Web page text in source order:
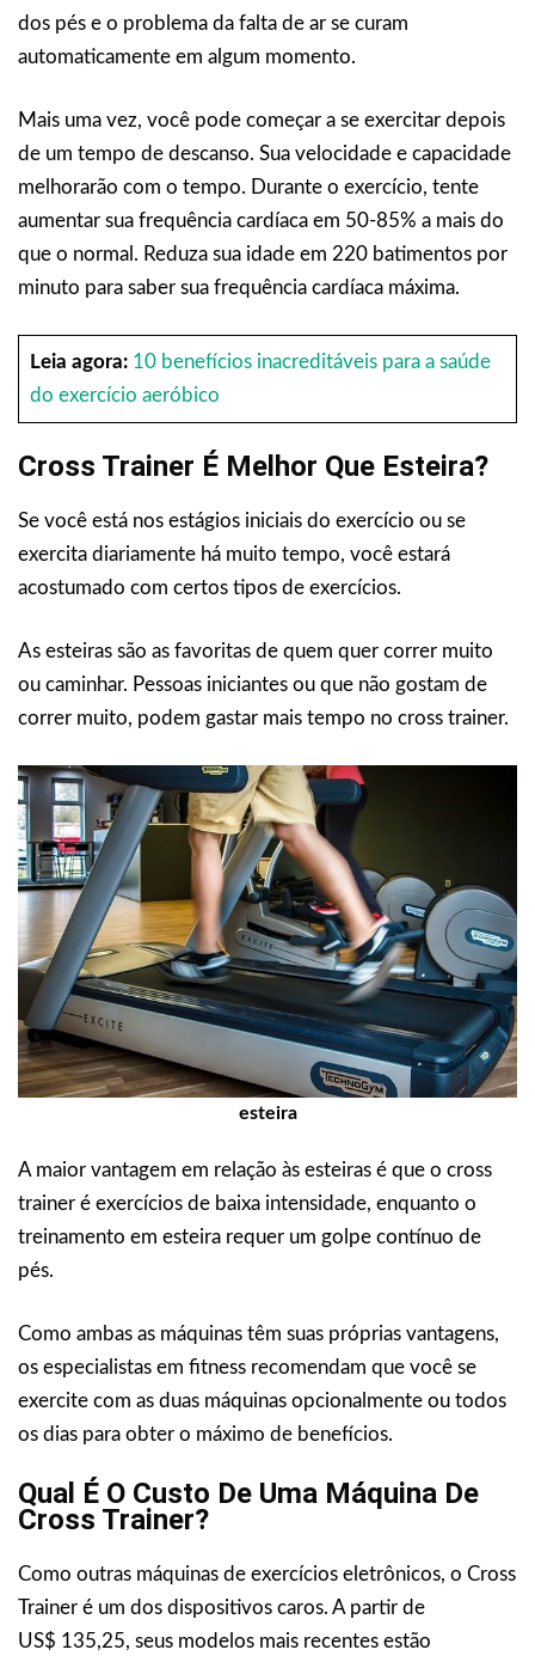
dos pés e o problema da falta de ar se curam
automaticamente em algum momento.
Mais uma vez, você pode começar a se exercitar depois
de um tempo de descanso. Sua velocidade e capacidade
melhorarão com o tempo. Durante o exercício, tente
aumentar sua frequência cardíaca em 50-85% a mais do
que o normal. Reduza sua idade em 220 batimentos por
minuto para saber sua frequência cardíaca máxima.
Leia agora: 10 benefícios inacreditáveis para a saúde
do exercício aeróbico
Cross Trainer É Melhor Que Esteira?
Se você está nos estágios iniciais do exercício ou se
exercita diariamente há muito tempo, você estará
acostumado com certos tipos de exercícios.
As esteiras são as favoritas de quem quer correr muito
ou caminhar. Pessoas iniciantes ou que não gostam de
correr muito, podem gastar mais tempo no cross trainer.
esteira
A maior vantagem em relação às esteiras é que o cross
trainer é exercícios de baixa intensidade, enquanto o
treinamento em esteira requer um golpe contínuo de
pés.
Como ambas as máquinas têm suas próprias vantagens,
os especialistas em fitness recomendam que você se
exercite com as duas máquinas opcionalmente ou todos
os dias para obter o máximo de benefícios.
Qual É O Custo De Uma Máquina De
Cross Trainer?
Como outras máquinas de exercícios eletrônicos, o Cross
Trainer é um dos dispositivos caros. A partir de
US$ 135,25, seus modelos mais recentes estão